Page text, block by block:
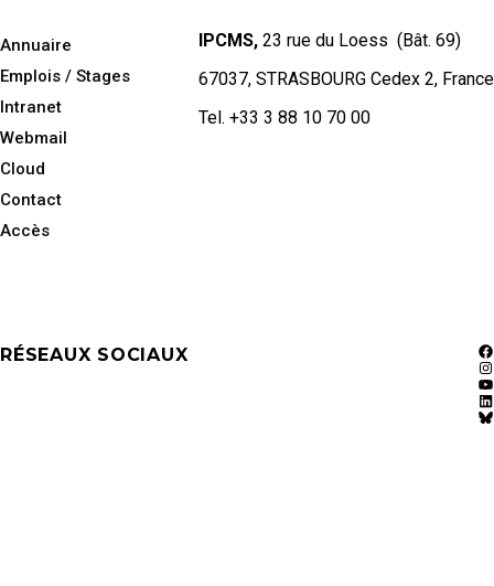
Annuaire
Emplois / Stages
Intranet
Webmail
Cloud
Contact
Accès
IPCMS, 23 rue du Loess (Bât. 69)
67037, STRASBOURG Cedex 2, France
Tel. +33 3 88 10 70 00
RÉSEAUX SOCIAUX